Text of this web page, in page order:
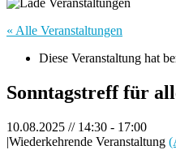
« Alle Veranstaltungen
Diese Veranstaltung hat
Sonntagstreff für
10.08.2025 // 14:30 - 17:00
|Wiederkehrende Veranstaltung